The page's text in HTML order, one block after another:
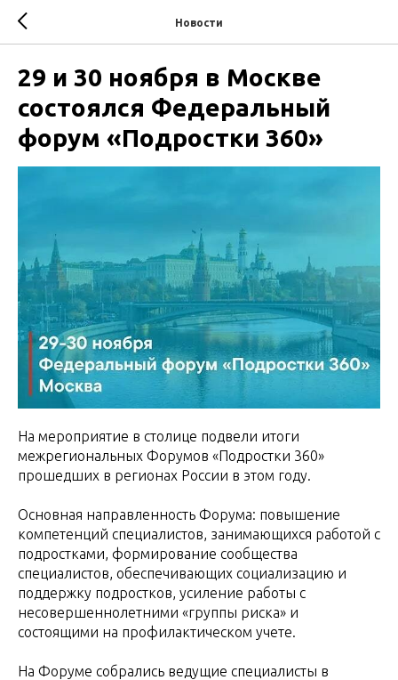
Новости
29 и 30 ноября в Москве
состоялся Федеральный
форум «Подростки 360»
На мероприятие в столице подвели итоги
межрегиональных Форумов «Подростки 360»
прошедших в регионах России в этом году.
Основная направленность Форума: повышение
компетенций специалистов, занимающихся работой с
подростками, формирование сообщества
специалистов, обеспечивающих социализацию и
поддержку подростков, усиление работы с
несовершеннолетними «группы риска» и
состоящими на профилактическом учете.
На Форуме собрались ведущие специалисты в